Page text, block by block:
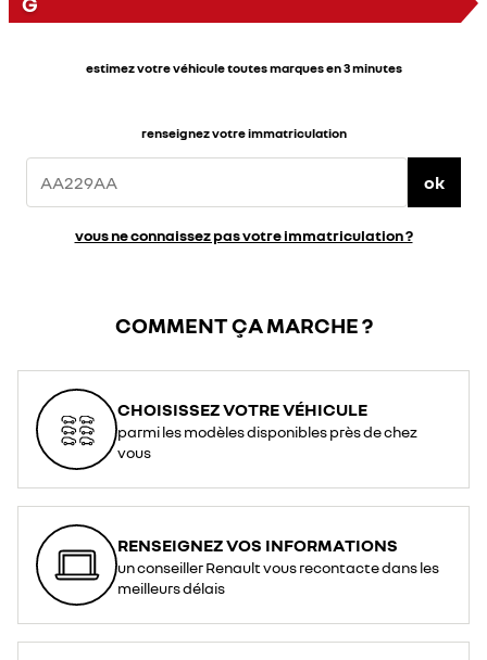
estimez votre véhicule toutes marques en 3 minutes
renseignez votre immatriculation
ok
vous ne connaissez pas votre immatriculation ?
COMMENT ÇA MARCHE ?
CHOISISSEZ VOTRE VÉHICULE
parmi les modèles disponibles près de chez
vous
RENSEIGNEZ VOS INFORMATIONS
un conseiller Renault vous recontacte dans les
meilleurs délais